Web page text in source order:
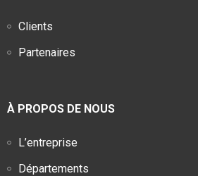
Clients
Partenaires
À PROPOS DE NOUS
L’entreprise
Départements